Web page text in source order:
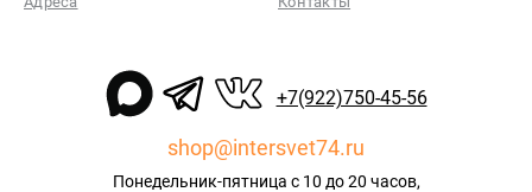
+7(922)750-45-56
shop@intersvet74.ru
Понедельник-пятница с 10 до 20 часов,